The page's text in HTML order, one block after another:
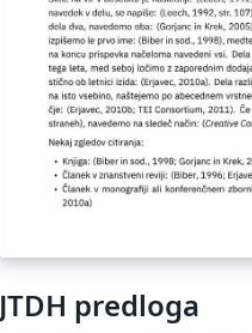
JTDH predloga